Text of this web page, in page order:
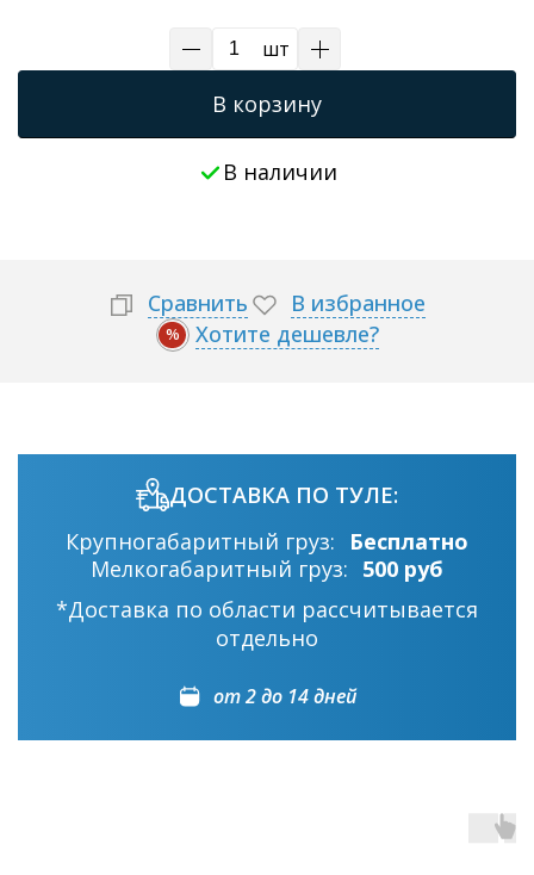
шт
В корзину
В наличии
Сравнить В избранное
% Хотите дешевле?
ДОСТАВКА ПО ТУЛЕ:
Крупногабаритный груз:
Бесплатно
Мелкогабаритный груз: 500 руб
*Доставка по области рассчитывается
отдельно
от 2 до 14 дней